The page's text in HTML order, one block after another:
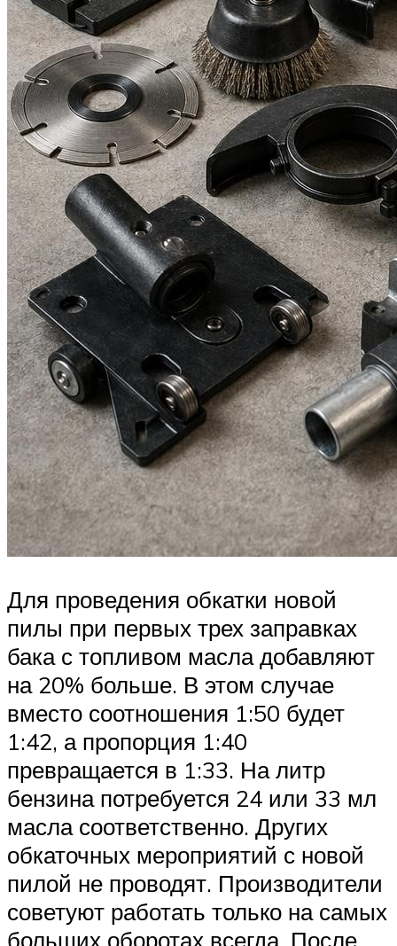
Для проведения обкатки новой
пилы при первых трех заправках
бака с топливом масла добавляют
на 20% больше. В этом случае
вместо соотношения 1:50 будет
1:42, а пропорция 1:40
превращается в 1:33. На литр
бензина потребуется 24 или 33 мл
масла соответственно. Других
обкаточных мероприятий с новой
пилой не проводят. Производители
советуют работать только на самых
больших оборотах всегда. После